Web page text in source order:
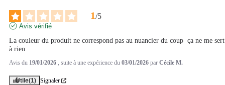
1/5
Avis vérifié
La couleur du produit ne correspond pas au nuancier du coup  ça ne me sert
à rien
Avis du 19/01/2026 , suite à une expérience du 03/01/2026 par Cécile M.
Utile(1) Signaler